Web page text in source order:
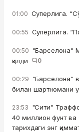
01:00 Суперлига.
00:55 Суперлига.
00:50 "Барселона"
қилди
0
00:29 "Барселона"
билан шартномани
23:53 "Сити"
40 миллион фунт
тарихдаги энг